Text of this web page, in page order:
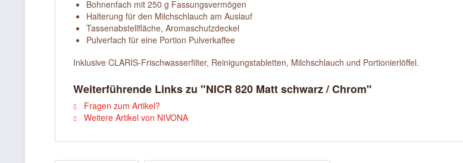
Bohnenfach mit 250 g Fassungsvermögen
Halterung für den Milchschlauch am Auslauf
Tassenabstellfläche, Aromaschutzdeckel
Pulverfach für eine Portion Pulverkaffee
Inklusive CLARIS-Frischwasserfilter, Reinigungstabletten, Milchschlauch und Portionierlöffel.
Weiterführende Links zu "NICR 820 Matt schwarz / Chrom"
Fragen zum Artikel?
Weitere Artikel von NIVONA